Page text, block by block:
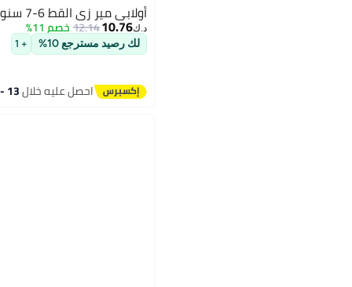
أولابي مير زي القط 6-7 سنوات
د.ك‏10.76
12.14خصم 11%
لك رصيد مسترجع 10% + 1
احصل عليه خلال13 - 14 اغسطس